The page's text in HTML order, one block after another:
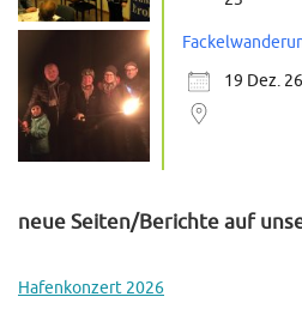
19 Dez. 26
neue Seiten/Berichte auf
Hafenkonzert 2026